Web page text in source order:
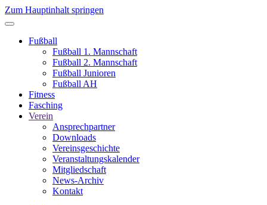
Zum Hauptinhalt springen
Fußball
Fußball 1. Mannschaft
Fußball 2. Mannschaft
Fußball Junioren
Fußball AH
Fitness
Fasching
Verein
Ansprechpartner
Downloads
Vereinsgeschichte
Veranstaltungskalender
Mitgliedschaft
News-Archiv
Kontakt